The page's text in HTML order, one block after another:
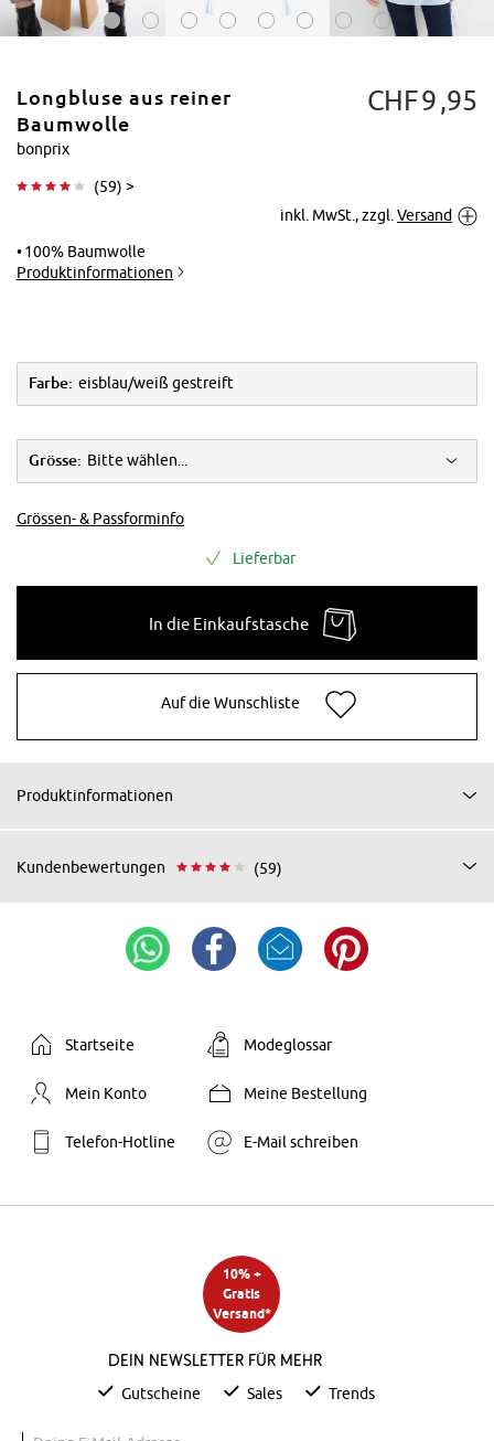
Vergrößern
Longbluse aus reiner
Baumwolle
bonprix
(59) >
CHF9 95
inkl. MwSt., zzgl. Versand
100% Baumwolle
Produktinformationen
Farbe: eisblau/weiß gestreift
Grösse: Bitte wählen...
Grössen- & Passforminfo
Lieferbar
In die Einkaufstasche
Auf die Wunschliste
Produktinformationen
Kundenbewertungen (59)
Startseite Modeglossar
Mein Konto Meine Bestellung
Telefon-Hotline E-Mail schreiben
10% +
Gratis
Versand*
Dein Newsletter für mehr
Gutscheine Sales Trends